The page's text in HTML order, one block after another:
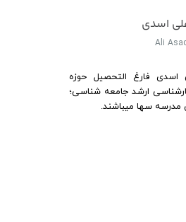
اسدی
Ali
اسدی فارغ التحصیل حوزه
ارشد جامعه شناسی؛
مدرسه سها میباشند.